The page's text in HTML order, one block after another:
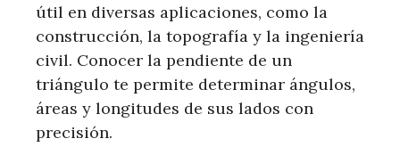
útil en diversas aplicaciones, como la
construcción, la topografía y la ingeniería
civil. Conocer la pendiente de un
triángulo te permite determinar ángulos,
áreas y longitudes de sus lados con
precisión.